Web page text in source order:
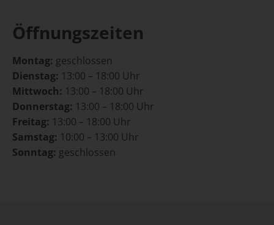
Öffnungszeiten
Montag: geschlossen
Dienstag: 13:00 – 18:00 Uhr
Mittwoch: 13:00 – 18:00 Uhr
Donnerstag: 13:00 – 18:00 Uhr
Freitag: 13:00 – 18:00 Uhr
Samstag: 10:00 – 13:00 Uhr
Sonntag: geschlossen